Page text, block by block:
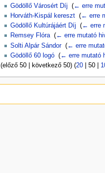
Gödöllő Városért Díj
(← erre
Horváth-Kispál kereszt‎ (← erre
Gödöllő Kultúrájáért Díj
(← erre
Remsey Flóra‎ (← erre mutató
Solti Alpár Sándor‎ (← erre
Gödöllő 60 logó‎ (← erre mutató
(előző 50| következő 50) (20| 50|